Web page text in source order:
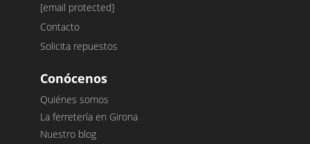
[email protected]
Contacto
Solicita repuestos
Conócenos
Quiénes somos
La ferretería en Girona
Nuestro blog